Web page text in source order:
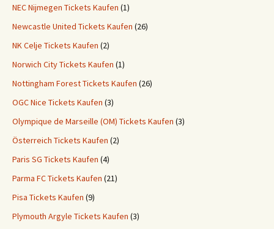
NEC Nijmegen Tickets Kaufen (1)
Newcastle United Tickets Kaufen (26)
NK Celje Tickets Kaufen (2)
Norwich City Tickets Kaufen (1)
Nottingham Forest Tickets Kaufen (26)
OGC Nice Tickets Kaufen (3)
Olympique de Marseille (OM) Tickets Kaufen (3)
Österreich Tickets Kaufen (2)
Paris SG Tickets Kaufen (4)
Parma FC Tickets Kaufen (21)
Pisa Tickets Kaufen (9)
Plymouth Argyle Tickets Kaufen (3)